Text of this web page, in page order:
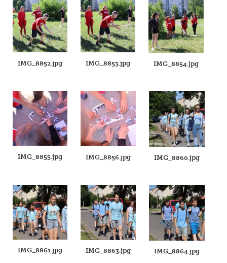
IMG_8852.jpg IMG_8853.jpg IMG_8854.jpg
IMG_8855.jpg IMG_8856.jpg IMG_8860.jpg
IMG_8861.jpg IMG_8863.jpg IMG_8864.jpg